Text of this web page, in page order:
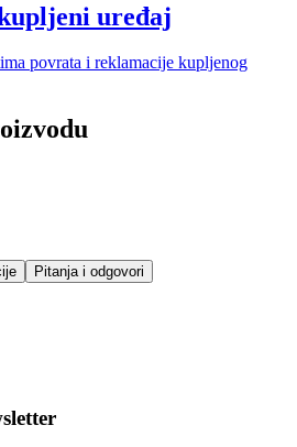
uređaj
povrata i reklamacije kupljenog
Pitanja i odgovori